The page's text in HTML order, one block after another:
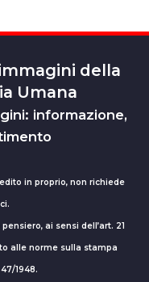
della
Umana
informazione,
in proprio, non richiede
ai sensi dell’art. 21
alle norme sulla stampa
1948.